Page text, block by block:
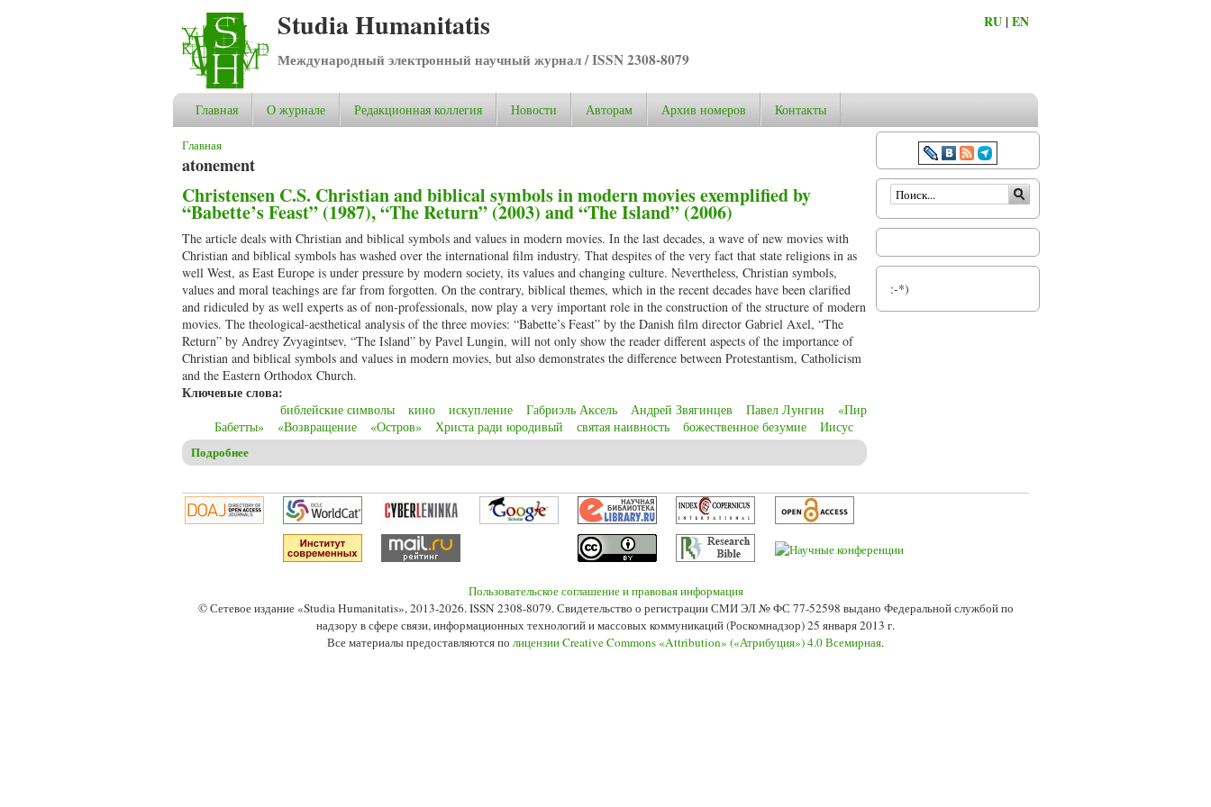
Studia Humanitatis
Международный электронный научный журнал / ISSN 2308-8079
RU |EN
Главная О журнале Редакционная коллегия Новости Авторам Архив номеров Контакты
Вы здесь
Главная
atonement
Christensen C.S. Christian and biblical symbols in modern movies exemplified by
“Babette’s Feast” (1987), “The Return” (2003) and “The Island” (2006)
The article deals with Christian and biblical symbols and values in modern movies. In the last decades, a wave of new movies with
Christian and biblical symbols has washed over the international film industry. That despites of the very fact that state religions in as
well West, as East Europe is under pressure by modern society, its values and changing culture. Nevertheless, Christian symbols,
values and moral teachings are far from forgotten. On the contrary, biblical themes, which in the recent decades have been clarified
and ridiculed by as well experts as of non-professionals, now play a very important role in the construction of the structure of modern
movies. The theological-aesthetical analysis of the three movies: “Babette’s Feast” by the Danish film director Gabriel Axel, “The
Return” by Andrey Zvyagintsev, “The Island” by Pavel Lungin, will not only show the reader different aspects of the importance of
Christian and biblical symbols and values in modern movies, but also demonstrates the difference between Protestantism, Catholicism
and the Eastern Orthodox Church.
Ключевые слова:
библейские символы кино искупление Габриэль Аксель Андрей Звягинцев Павел Лунгин
«Пир
Бабетты»
«Возвращение «Остров» Христа ради юродивый святая наивность божественное безумие Иисус
Подробнее
Форма поиска
:-*)
Пользовательское соглашение и правовая информация
© Сетевое издание «Studia Humanitatis», 2013-2026. ISSN 2308-8079. Свидетельство о регистрации СМИ ЭЛ № ФС 77-52598 выдано Федеральной службой по
надзору в сфере связи, информационных технологий и массовых коммуникаций (Роскомнадзор) 25 января 2013 г.
Все материалы предоставляются по лицензии Creative Commons «Attribution» («Атрибуция») 4.0 Всемирная.